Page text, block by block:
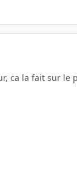
ca la fait sur